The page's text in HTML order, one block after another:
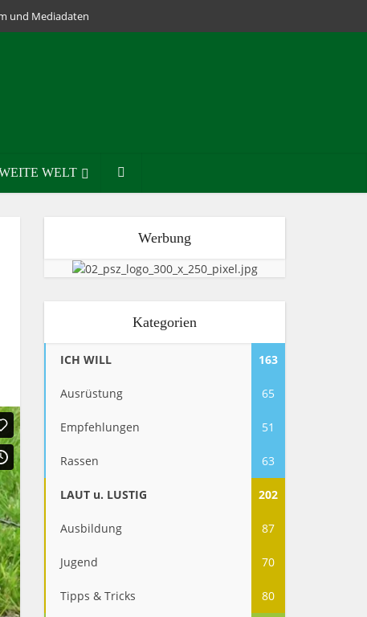
und Mediadaten
WELT
Werbung
Kategorien
ICH WILL 163
Ausrüstung 65
Empfehlungen 51
Rassen 63
LAUT u. LUSTIG 202
Ausbildung 87
Jugend 70
Tipps & Tricks 80